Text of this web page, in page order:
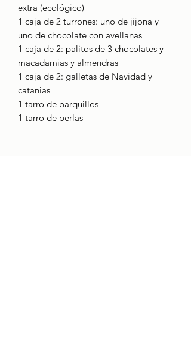
extra (ecológico)
1 caja de 2 turrones: uno de jijona y
uno de chocolate con avellanas
1 caja de 2: palitos de 3 chocolates y
macadamias y almendras
1 caja de 2: galletas de Navidad y
catanias
1 tarro de barquillos
1 tarro de perlas